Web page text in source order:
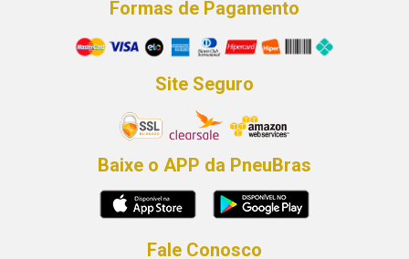
Formas de Pagamento
Site Seguro
Baixe o APP da PneuBras
Fale Conosco